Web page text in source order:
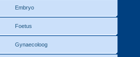
Embryo
Foetus
Gynaecoloog